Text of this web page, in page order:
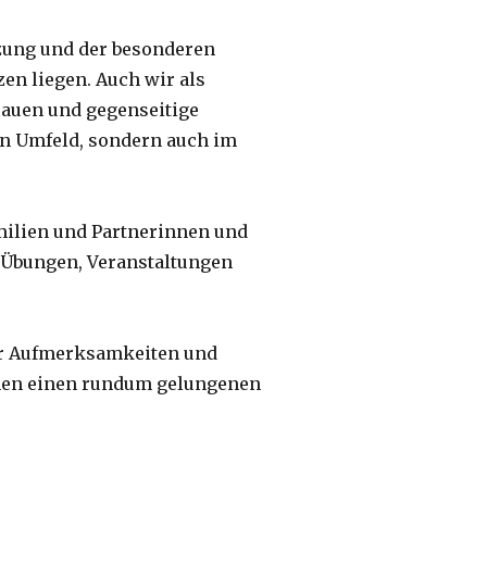
und der besonderen
liegen. Auch wir als
und gegenseitige
Umfeld, sondern auch im
und Partnerinnen und
Veranstaltungen
Aufmerksamkeiten und
einen rundum gelungenen